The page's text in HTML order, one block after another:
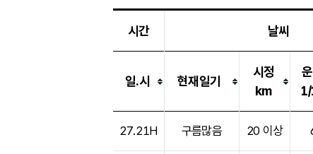
시간 날씨
일.시 현재일기
시정
km
27.21H 구름많음 20 이상